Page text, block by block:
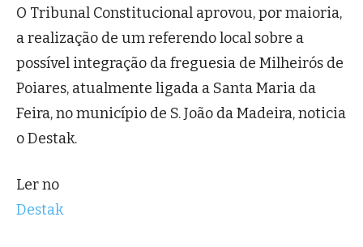
O Tribunal Constitucional aprovou, por maioria,
a realização de um referendo local sobre a
possível integração da freguesia de Milheirós de
Poiares, atualmente ligada a Santa Maria da
Feira, no município de S. João da Madeira, noticia
o Destak.
Ler no
Destak